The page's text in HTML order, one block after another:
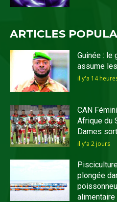
ARTICLES
Guinée : le
assume
il y'a 14
CAN
Afrique du
Dames
il y'a 2 jours
plongée
alimentaire